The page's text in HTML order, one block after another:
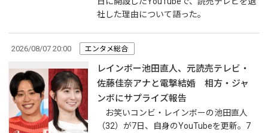
社した理由について語った。
2026/08/07 20:00 エンタメ総合
レインボー池田直人、元読売テレビ・
佐藤佳奈アナと電撃結婚 相方・ジャ
ンボにサプライズ報告
お笑いコンビ・レインボーの池田直人
（32）が7日、自身のYouTubeを更新。7